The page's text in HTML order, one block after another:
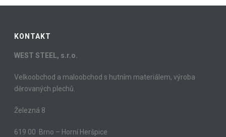
KONTAKT
WEST STEEL, s.r.o.
Velkoobchod a maloobchod s hutním materiálem, výroba
děrovaných plechů.
Železná 8
619 00 Brno – Horní Heršpice